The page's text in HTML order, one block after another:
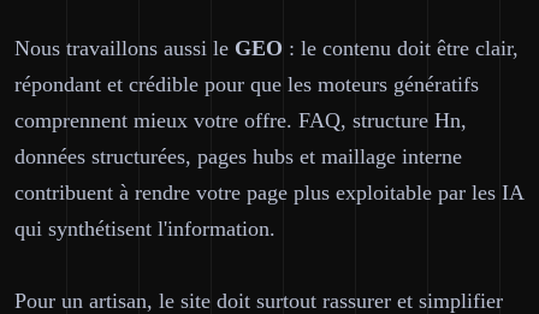
Nous travaillons aussi le GEO : le contenu doit être clair,
répondant et crédible pour que les moteurs génératifs
comprennent mieux votre offre. FAQ, structure Hn,
données structurées, pages hubs et maillage interne
contribuent à rendre votre page plus exploitable par les IA
qui synthétisent l'information.
Pour un artisan, le site doit surtout rassurer et simplifier